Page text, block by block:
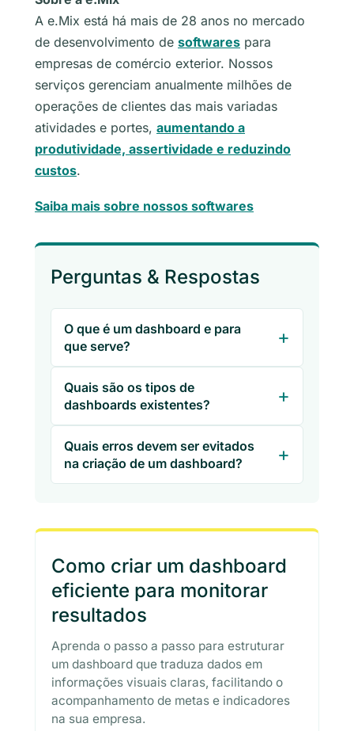
A e.Mix está há mais de 28 anos no mercado
de desenvolvimento de softwares para
empresas de comércio exterior. Nossos
serviços gerenciam anualmente milhões de
operações de clientes das mais variadas
atividades e portes, aumentando a
produtividade, assertividade e reduzindo
custos.
Saiba mais sobre nossos softwares
Perguntas & Respostas
O que é um dashboard e para
que serve?
Quais são os tipos de
dashboards existentes?
Quais erros devem ser evitados
na criação de um dashboard?
Como criar um dashboard
eficiente para monitorar
resultados
Aprenda o passo a passo para estruturar
um dashboard que traduza dados em
informações visuais claras, facilitando o
acompanhamento de metas e indicadores
na sua empresa.